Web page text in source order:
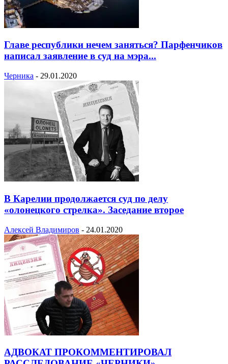
Главе республики нечем заняться? Парфенчиков
написал заявление в суд на мэра...
Черника - 29.01.2020
В Карелии продолжается суд по делу
«олонецкого стрелка». Заседание второе
Алексей Владимиров - 24.01.2020
АДВОКАТ ПРОКОММЕНТИРОВАЛ